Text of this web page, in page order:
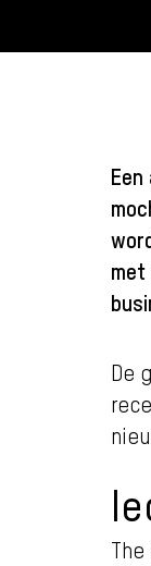
met
De